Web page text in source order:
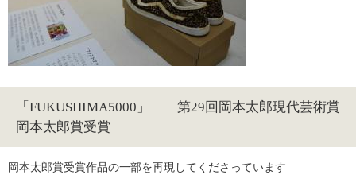
「FUKUSHIMA5000」 第29回岡本太郎現代芸術賞
岡本太郎賞受賞
岡本太郎賞受賞作品の一部を再現してくださっています